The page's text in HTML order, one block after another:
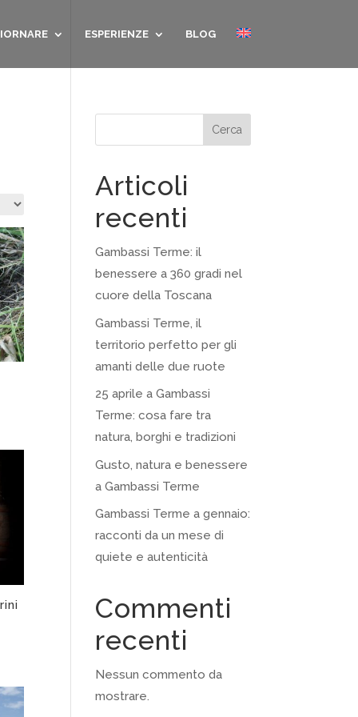
ESPERIENZE BLOG
Cerca
Articoli
recenti
Gambassi Terme: il
benessere a 360 gradi nel
cuore della Toscana
Gambassi Terme, il
territorio perfetto per gli
amanti delle due ruote
25 aprile a Gambassi
Terme: cosa fare tra
natura, borghi e tradizioni
Gusto, natura e benessere
a Gambassi Terme
Gambassi Terme a gennaio:
racconti da un mese di
quiete e autenticità
Commenti
recenti
Nessun commento da
mostrare.